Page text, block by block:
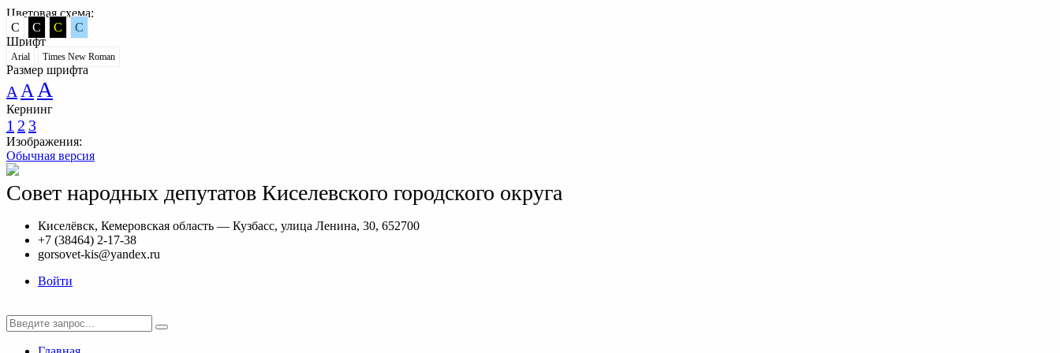
Цветовая схема:
C
C C
C
Шрифт
Arial Times New Roman
Размер шрифта
A A A
Кернинг
1 2 3
Изображения:
Обычная версия
Совет народных депутатов Киселевского городского округа
Киселёвск, Кемеровская область — Кузбасс, улица Ленина, 30, 652700
+7 (38464) 2-17-38
gorsovet-kis@yandex.ru
Войти